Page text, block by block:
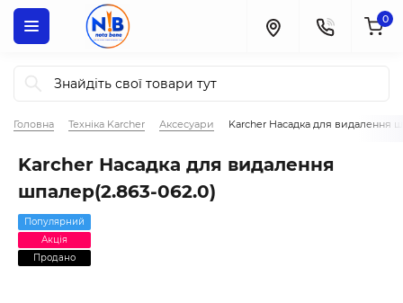
0
Головна Техніка Karcher Аксесуари Karcher Насадка для видалення
Karcher Насадка для видалення
шпалер(2.863-062.0)
Популярний
Акція
Продано